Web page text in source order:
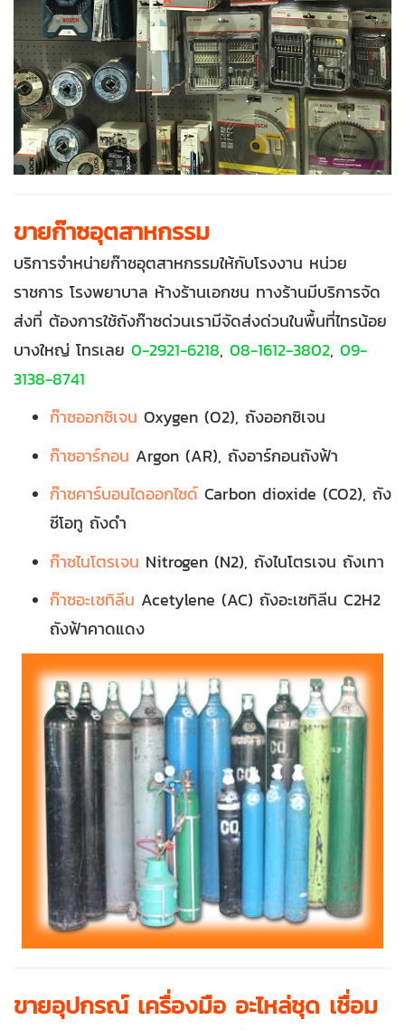
ขายก๊าซอุตสาหกรรม
บริการจำหน่ายก๊าซอุตสาหกรรมให้กับโรงงาน หน่วย
ราชการ โรงพยาบาล ห้างร้านเอกชน ทางร้านมีบริการจัด
ส่งที่ ต้องการใช้ถังก๊าซด่วนเรามีจัดส่งด่วนในพื้นที่ไทรน้อย
บางใหญ่ โทรเลย 0-2921-6218, 08-1612-3802, 09-
3138-8741
ก๊าซออกซิเจน Oxygen (O2), ถังออกซิเจน
ก๊าซอาร์กอน Argon (AR), ถังอาร์กอนถังฟ้า
ก๊าซคาร์บอนไดออกไซด์ Carbon dioxide (CO2), ถัง
ซีโอทู ถังดำ
ก๊าซไนโตรเจน Nitrogen (N2), ถังไนโตรเจน ถังเทา
ก๊าซอะเซทิลีน Acetylene (AC) ถังอะเซทิลีน C2H2
ถังฟ้าคาดแดง
ขายอุปกรณ์ เครื่องมือ อะไหล่ชุด เชื่อม